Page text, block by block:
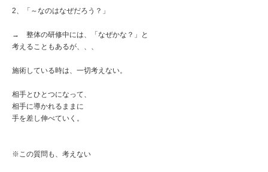
2、「～なのはなぜだろう？」
→ 整体の研修中には、「なぜかな？」と
考えることもあるが、、、
施術している時は、一切考えない。
相手とひとつになって、
相手に導かれるままに
手を差し伸べていく。
※この質問も、考えない